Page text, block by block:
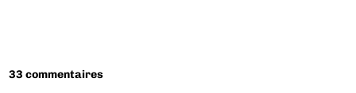
33 commentaires